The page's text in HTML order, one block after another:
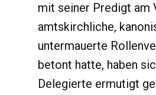
mit seiner Predigt am
amtskirchliche,
untermauerte
betont hatte, haben
Delegierte ermutigt